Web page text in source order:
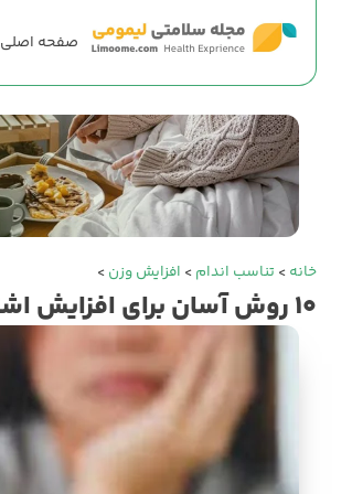
صفحه اصلی
خانه> تناسب اندام> افزایش وزن>
۱۰ روش آسان برای افزایش اشتها: نکات و ترفندها